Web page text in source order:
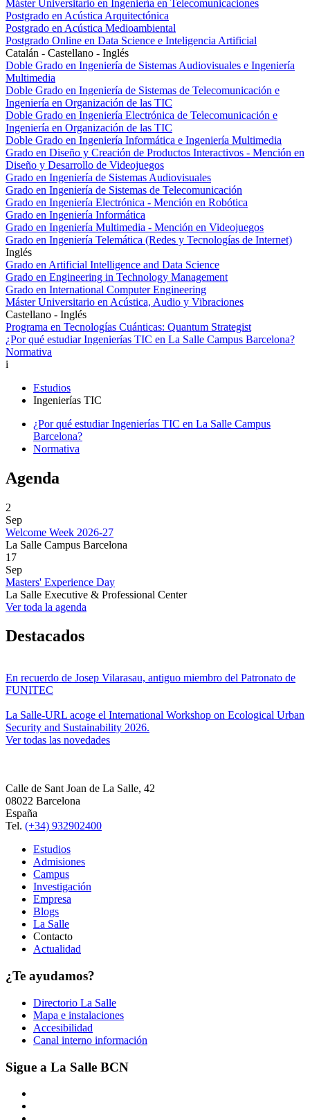
Máster Universitario en Ingeniería en Telecomunicaciones
Postgrado en Acústica Arquitectónica
Postgrado en Acústica Medioambiental
Postgrado Online en Data Science e Inteligencia Artificial
Catalán - Castellano - Inglés
Doble Grado en Ingeniería de Sistemas Audiovisuales e Ingeniería
Multimedia
Doble Grado en Ingeniería de Sistemas de Telecomunicación e
Ingeniería en Organización de las TIC
Doble Grado en Ingeniería Electrónica de Telecomunicación e
Ingeniería en Organización de las TIC
Doble Grado en Ingeniería Informática e Ingeniería Multimedia
Grado en Diseño y Creación de Productos Interactivos - Mención en
Diseño y Desarrollo de Videojuegos
Grado en Ingeniería de Sistemas Audiovisuales
Grado en Ingeniería de Sistemas de Telecomunicación
Grado en Ingeniería Electrónica - Mención en Robótica
Grado en Ingeniería Informática
Grado en Ingeniería Multimedia - Mención en Videojuegos
Grado en Ingeniería Telemática (Redes y Tecnologías de Internet)
Inglés
Grado en Artificial Intelligence and Data Science
Grado en Engineering in Technology Management
Grado en International Computer Engineering
Máster Universitario en Acústica, Audio y Vibraciones
Castellano - Inglés
Programa en Tecnologías Cuánticas: Quantum Strategist
¿Por qué estudiar Ingenierías TIC en La Salle Campus Barcelona?
Normativa
i
Estudios
Ingenierías TIC
¿Por qué estudiar Ingenierías TIC en La Salle Campus
Barcelona?
Normativa
Agenda
2
Sep
Welcome Week 2026-27
La Salle Campus Barcelona
17
Sep
Masters' Experience Day
La Salle Executive & Professional Center
Ver toda la agenda
Destacados
En recuerdo de Josep Vilarasau, antiguo miembro del Patronato de
FUNITEC
La Salle-URL acoge el International Workshop on Ecological Urban
Security and Sustainability 2026.
Ver todas las novedades
Calle de Sant Joan de La Salle, 42
08022 Barcelona
España
Tel. (+34) 932902400
Estudios
Admisiones
Campus
Investigación
Empresa
Blogs
La Salle
Contacto
Actualidad
¿Te ayudamos?
Directorio La Salle
Mapa e instalaciones
Accesibilidad
Canal interno información
Sigue a La Salle BCN